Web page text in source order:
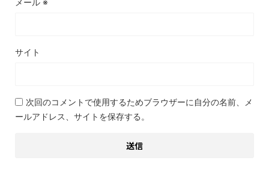
メール ※
サイト
次回のコメントで使用するためブラウザーに自分の名前、メ
ールアドレス、サイトを保存する。